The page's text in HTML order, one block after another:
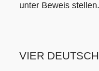
unter Beweis stellen.
VIER